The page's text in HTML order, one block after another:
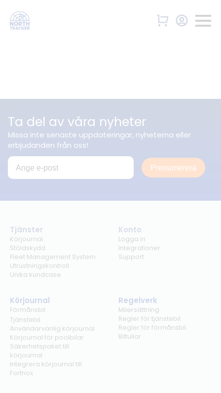
Ta del av våra nyheter
Missa inte senaste uppdateringar, nyheterna eller
erbjudanden från oss!
Prenumerera
Tjänster
Körjournal
Stöldskydd
Fleet Management System
Utrustningskontroll
Unika kundcase
Konto
Logga in
Integrationer
Support
Körjournal
Förmånsbil
Tjänstebil
Användarvänlig körjournal
Körjournal för poolbilar
Säkerhetspaket till
körjournal
Integrera körjournal till
Fortnox
Regelverk
Milersättning
Regler för tjänstebil
Regler för förmånsbil
Biltullar